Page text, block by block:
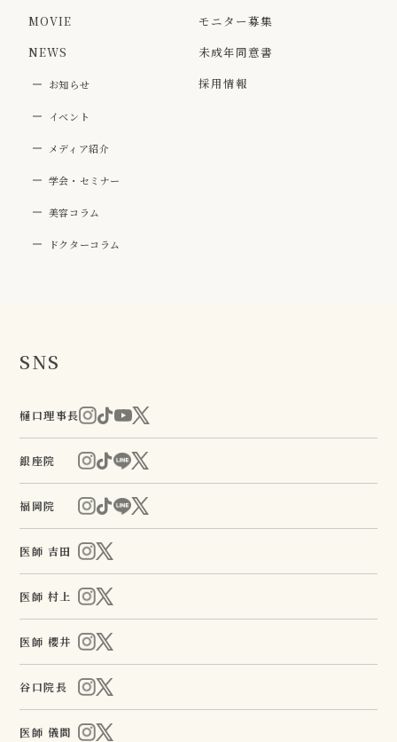
MOVIE
NEWS
お知らせ
イベント
メディア紹介
学会・セミナー
美容コラム
ドクターコラム
モニター募集
未成年同意書
採用情報
SNS
樋口理事長
銀座院
福岡院
医師 吉田
医師 村上
医師 櫻井
谷口院長
医師 儀間